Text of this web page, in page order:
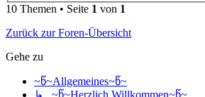
10 Themen • Seite 1 von 1
Zurück zur Foren-Übersicht
Gehe zu
~წ~Allgemeines~წ~
↳ ~წ~Herzlich Willkommen~წ~